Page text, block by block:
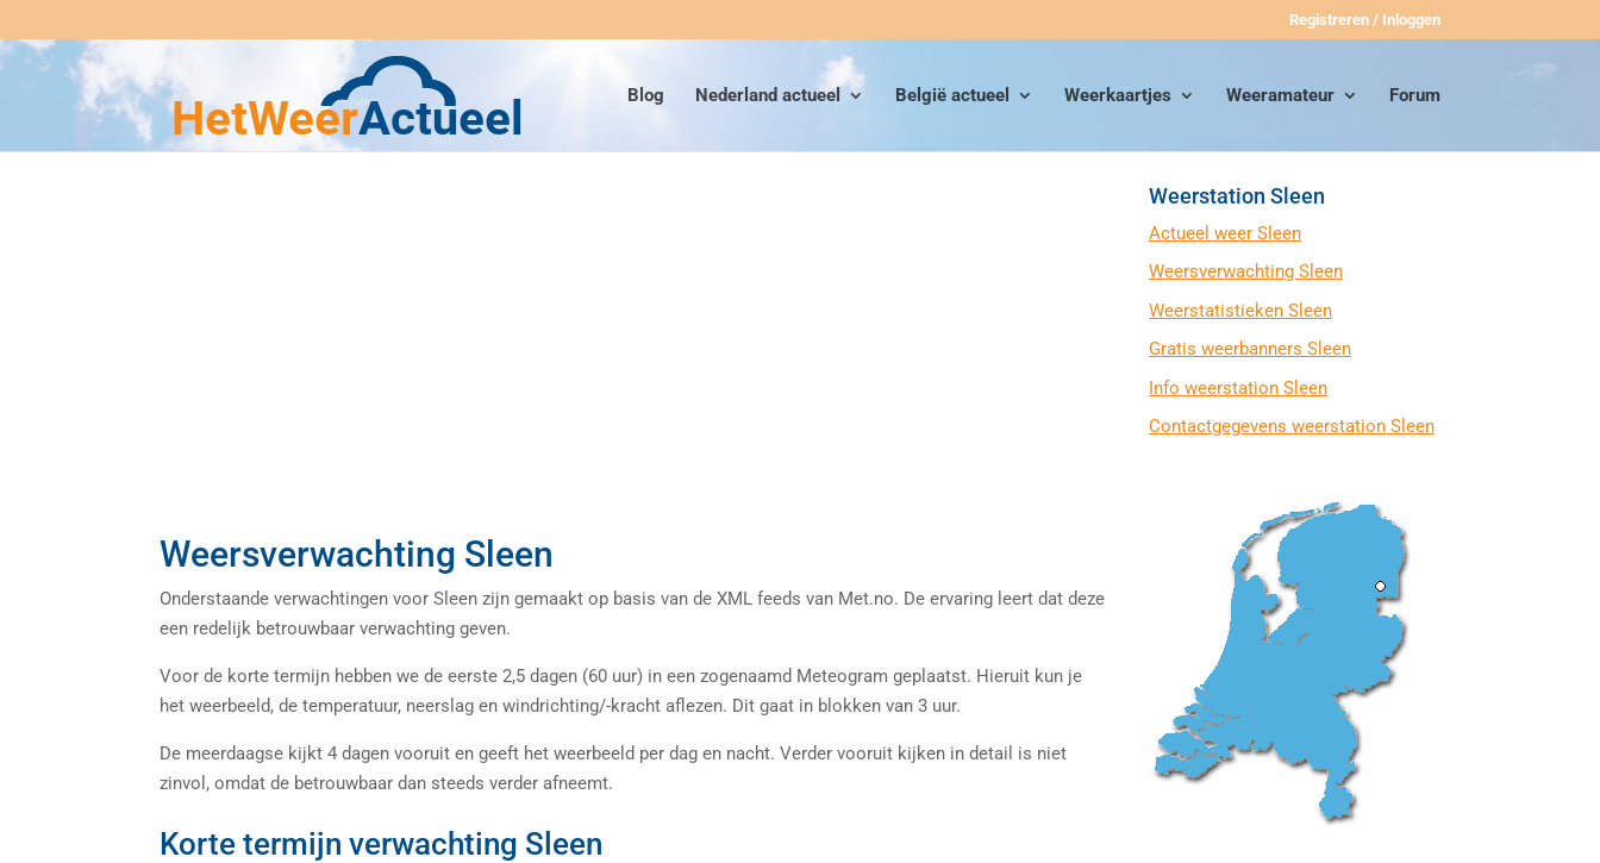
Registreren / Inloggen
Blog Nederland actueel België actueel Weerkaartjes Weeramateur Forum
Weersverwachting Sleen
Onderstaande verwachtingen voor Sleen zijn gemaakt op basis van de XML feeds van Met.no. De ervaring leert dat deze
een redelijk betrouwbaar verwachting geven.
Voor de korte termijn hebben we de eerste 2,5 dagen (60 uur) in een zogenaamd Meteogram geplaatst. Hieruit kun je
het weerbeeld, de temperatuur, neerslag en windrichting/-kracht aflezen. Dit gaat in blokken van 3 uur.
De meerdaagse kijkt 4 dagen vooruit en geeft het weerbeeld per dag en nacht. Verder vooruit kijken in detail is niet
zinvol, omdat de betrouwbaar dan steeds verder afneemt.
Korte termijn verwachting Sleen
Weerstation Sleen
Actueel weer Sleen
Weersverwachting Sleen
Weerstatistieken Sleen
Gratis weerbanners Sleen
Info weerstation Sleen
Contactgegevens weerstation Sleen